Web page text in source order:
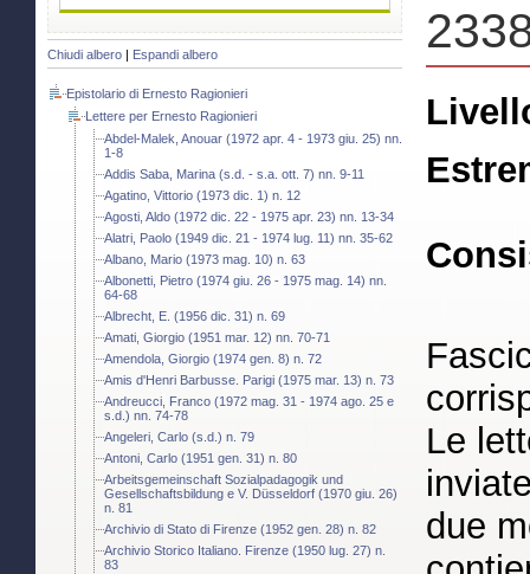
Chiudi albero | Espandi albero
Epistolario di Ernesto Ragionieri
Lettere per Ernesto Ragionieri
Abdel-Malek, Anouar (1972 apr. 4 - 1973 giu. 25) nn.
1-8
Addis Saba, Marina (s.d. - s.a. ott. 7) nn. 9-11
Agatino, Vittorio (1973 dic. 1) n. 12
Agosti, Aldo (1972 dic. 22 - 1975 apr. 23) nn. 13-34
Alatri, Paolo (1949 dic. 21 - 1974 lug. 11) nn. 35-62
Albano, Mario (1973 mag. 10) n. 63
Albonetti, Pietro (1974 giu. 26 - 1975 mag. 14) nn.
64-68
Albrecht, E. (1956 dic. 31) n. 69
Amati, Giorgio (1951 mar. 12) nn. 70-71
Amendola, Giorgio (1974 gen. 8) n. 72
Amis d'Henri Barbusse. Parigi (1975 mar. 13) n. 73
Andreucci, Franco (1972 mag. 31 - 1974 ago. 25 e
s.d.) nn. 74-78
Angeleri, Carlo (s.d.) n. 79
Antoni, Carlo (1951 gen. 31) n. 80
Arbeitsgemeinschaft Sozialpadagogik und
Gesellschaftsbildung e V. Düsseldorf (1970 giu. 26)
n. 81
Archivio di Stato di Firenze (1952 gen. 28) n. 82
Archivio Storico Italiano. Firenze (1950 lug. 27) n.
83
Le
due